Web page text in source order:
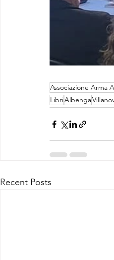
Associazione Arma
LibriAlbenga
Recent Posts